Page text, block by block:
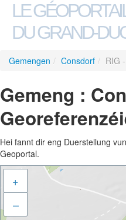
LE
DU GRAND-
Gemengen / Consdorf / RIG
Gemeng :
Hei fannt dir eng Duerstellung
Geoportal.
+
–